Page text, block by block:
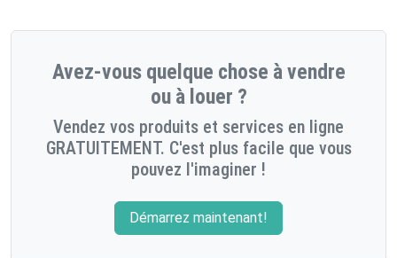
Avez-vous quelque chose à vendre
ou à louer ?
Vendez vos produits et services en ligne
GRATUITEMENT. C'est plus facile que vous
pouvez l'imaginer !
Démarrez maintenant!